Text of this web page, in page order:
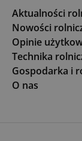
Aktualności
Nowości
Opinie
Technika
Gospodarka i
O nas